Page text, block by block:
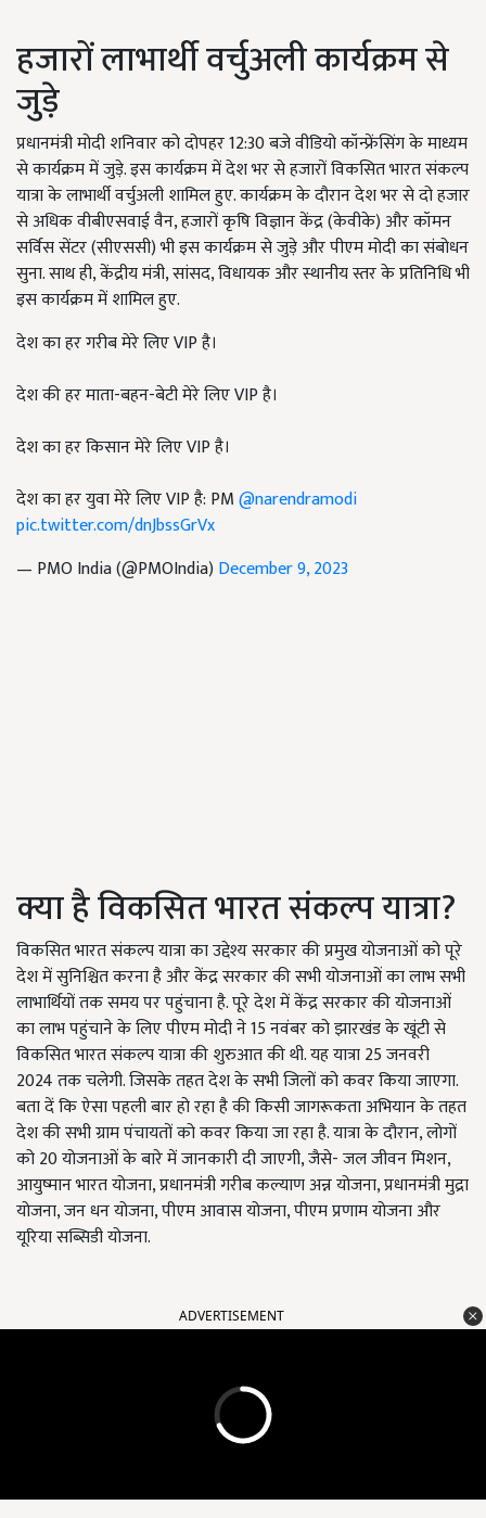
हजारों लाभार्थी वर्चुअली कार्यक्रम से
जुड़े
प्रधानमंत्री मोदी शनिवार को दोपहर 12:30 बजे वीडियो कॉन्फ्रेंसिंग के माध्यम
से कार्यक्रम में जुड़े. इस कार्यक्रम में देश भर से हजारों विकसित भारत संकल्प
यात्रा के लाभार्थी वर्चुअली शामिल हुए. कार्यक्रम के दौरान देश भर से दो हजार
से अधिक वीबीएसवाई वैन, हजारों कृषि विज्ञान केंद्र (केवीके) और कॉमन
सर्विस सेंटर (सीएससी) भी इस कार्यक्रम से जुड़े और पीएम मोदी का संबोधन
सुना. साथ ही, केंद्रीय मंत्री, सांसद, विधायक और स्थानीय स्तर के प्रतिनिधि भी
इस कार्यक्रम में शामिल हुए.
देश का हर गरीब मेरे लिए VIP है।
देश की हर माता-बहन-बेटी मेरे लिए VIP है।
देश का हर किसान मेरे लिए VIP है।
देश का हर युवा मेरे लिए VIP है: PM@narendramodi
pic.twitter.com/dnJbssGrVx
— PMO India (@PMOIndia) December 9, 2023
क्या है विकसित भारत संकल्प यात्रा?
विकसित भारत संकल्प यात्रा का उद्देश्य सरकार की प्रमुख योजनाओं को पूरे
देश में सुनिश्चित करना है और केंद्र सरकार की सभी योजनाओं का लाभ सभी
लाभार्थियों तक समय पर पहुंचाना है. पूरे देश में केंद्र सरकार की योजनाओं
का लाभ पहुंचाने के लिए पीएम मोदी ने 15 नवंबर को झारखंड के खूंटी से
विकसित भारत संकल्प यात्रा की शुरुआत की थी. यह यात्रा 25 जनवरी
2024 तक चलेगी. जिसके तहत देश के सभी जिलों को कवर किया जाएगा.
बता दें कि ऐसा पहली बार हो रहा है की किसी जागरूकता अभियान के तहत
देश की सभी ग्राम पंचायतों को कवर किया जा रहा है. यात्रा के दौरान, लोगों
को 20 योजनाओं के बारे में जानकारी दी जाएगी, जैसे- जल जीवन मिशन,
आयुष्मान भारत योजना, प्रधानमंत्री गरीब कल्याण अन्न योजना, प्रधानमंत्री मुद्रा
योजना, जन धन योजना, पीएम आवास योजना, पीएम प्रणाम योजना और
यूरिया सब्सिडी योजना.
ADVERTISEMENT